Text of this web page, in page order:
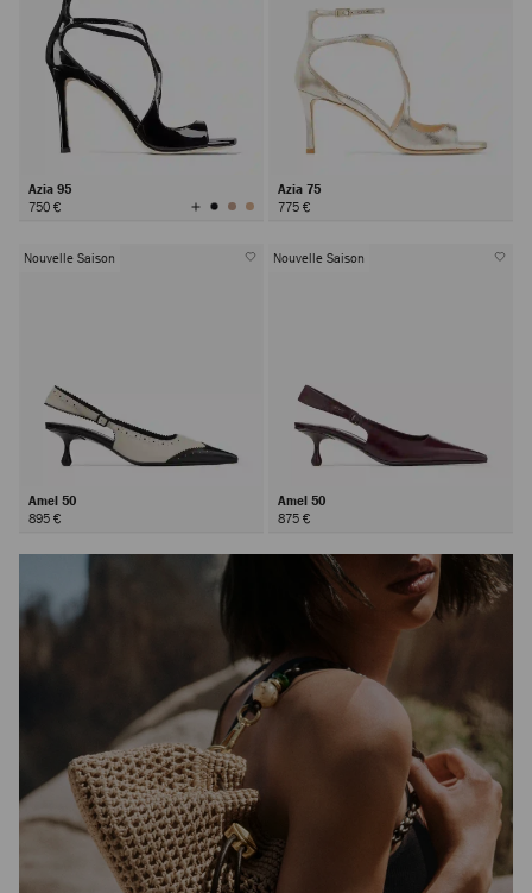
Azia 95
750 €
Afficher
toutes
Azia 75
775 €
Nouvelle Saison
Amel 50
895 €
Nouvelle Saison
Amel 50
875 €